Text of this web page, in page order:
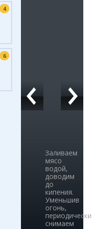
4
6
Заливаем
мясо
водой,
доводим
до
кипения.
Уменьшив
огонь,
периодически
снимаем